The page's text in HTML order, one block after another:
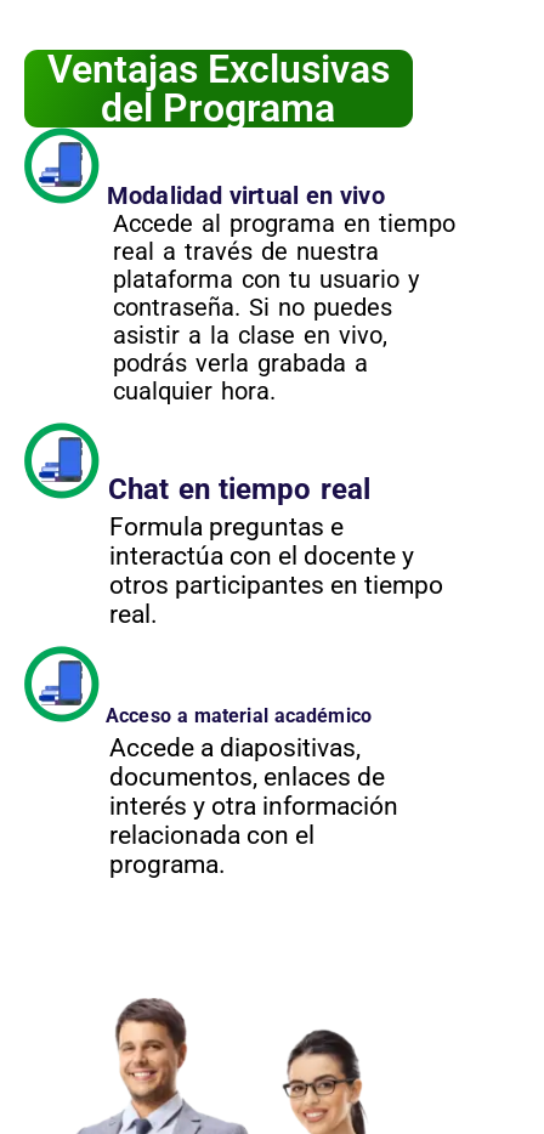
Ventajas Exclusivas
del Programa
Modalidad virtual en vivo
Accede al programa en tiempo
real a través de nuestra
plataforma con tu usuario y
contraseña. Si no puedes
asistir a la clase en vivo,
podrás verla grabada a
cualquier hora.
Chat en tiempo real
Formula preguntas e
interactúa con el docente y
otros participantes en tiempo
real.
Acceso a material académico
Accede a diapositivas,
documentos, enlaces de
interés y otra información
relacionada con el
programa.